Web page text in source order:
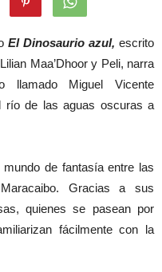
El Dinosaurio azul,escrito
Maa’Dhoor y Peli, narra
Miguel Vicente
río de las aguas oscuras a
de fantasía entre las
Gracias a sus
quienes se pasean por
fácilmente con la